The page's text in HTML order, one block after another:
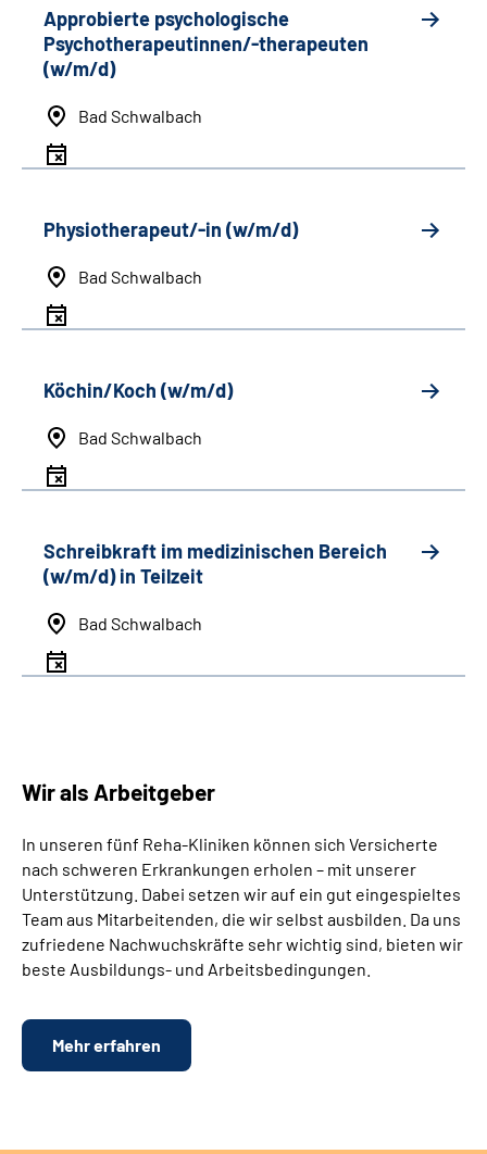
Approbierte psychologische
Psychotherapeutinnen/-therapeuten
(w/m/d)
Bad Schwalbach
Physiotherapeut/-in (w/m/d)
Bad Schwalbach
Köchin/Koch (w/m/d)
Bad Schwalbach
Schreibkraft im medizinischen Bereich
(w/m/d) in Teilzeit
Bad Schwalbach
Wir als Arbeitgeber
In unseren fünf Reha-Kliniken können sich Versicherte
nach schweren Erkrankungen erholen – mit unserer
Unterstützung. Dabei setzen wir auf ein gut eingespieltes
Team aus Mitarbeitenden, die wir selbst ausbilden. Da uns
zufriedene Nachwuchskräfte sehr wichtig sind, bieten wir
beste Ausbildungs- und Arbeitsbedingungen.
Mehr erfahren